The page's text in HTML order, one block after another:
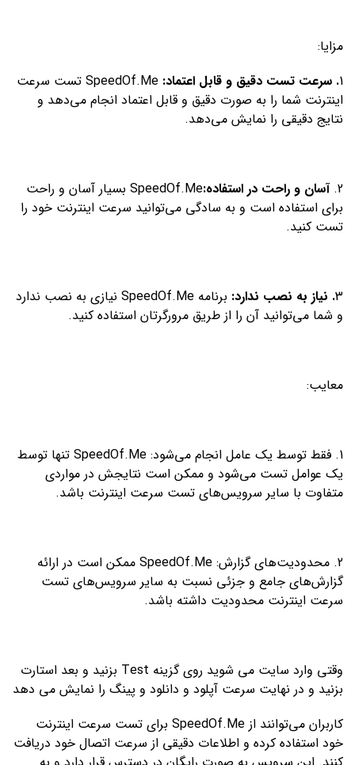
مزایا:
1. سرعت تست دقیق و قابل اعتماد:
SpeedOf.Me تست سرعت
اینترنت شما را به صورت دقیق و قابل اعتماد انجام می‌دهد و
نتایج دقیقی را نمایش می‌دهد.
2. آسان و راحت در استفاده:
SpeedOf.Me بسیار آسان و راحت
برای استفاده است و به سادگی می‌توانید سرعت اینترنت خود را
تست کنید.
3. نیاز به نصب ندارد:
برنامه SpeedOf.Me نیازی به نصب ندارد
و شما می‌توانید آن را از طریق مرورگرتان استفاده کنید.
معایب:
1. فقط توسط یک عامل انجام می‌شود: SpeedOf.Me تنها توسط
یک عوامل تست می‌شود و ممکن است نتایجش در مواردی
متفاوت با سایر سرویس‌های تست سرعت اینترنت باشد.
2. محدودیت‌های گزارش: SpeedOf.Me ممکن است در ارائه
گزارش‌های جامع و جزئی نسبت به سایر سرویس‌های تست
سرعت اینترنت محدودیت داشته باشد.
وقتی وارد سایت می شوید روی گزینه Test بزنید و بعد استارت
بزنید و در نهایت سرعت آپلود و دانلود و پینگ را نمایش می دهد
کاربران می‌توانند از SpeedOf.Me برای تست سرعت اینترنت
خود استفاده کرده و اطلاعات دقیقی از سرعت اتصال خود دریافت